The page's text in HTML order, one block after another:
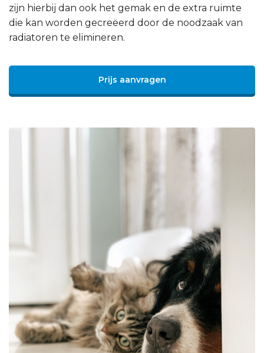
zijn hierbij dan ook het gemak en de extra ruimte
die kan worden gecreëerd door de noodzaak van
radiatoren te elimineren.
Prijs aanvragen